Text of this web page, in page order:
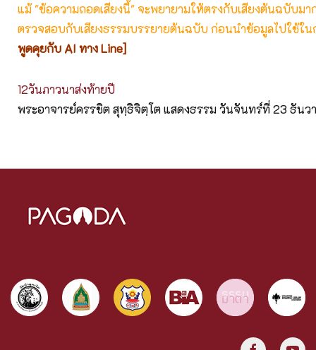
แม้ "ข้อความถอดเสียงนี้" จะพยายามให้ตรงกับเสียงต้นฉบับม
ตรวจสอบกับเสียงธรรมบรรยายต้นฉบับ ก่อนนำข้อมูลไปใช้ใน
พูดคุยกับ AI ทาง Line]
12วันภาวนาส่งท้ายปี
พระอาจารย์ครรชิต สุทฺธิจิตฺโต แสดงธรรม วันจันทร์ที่ 23 ธันว